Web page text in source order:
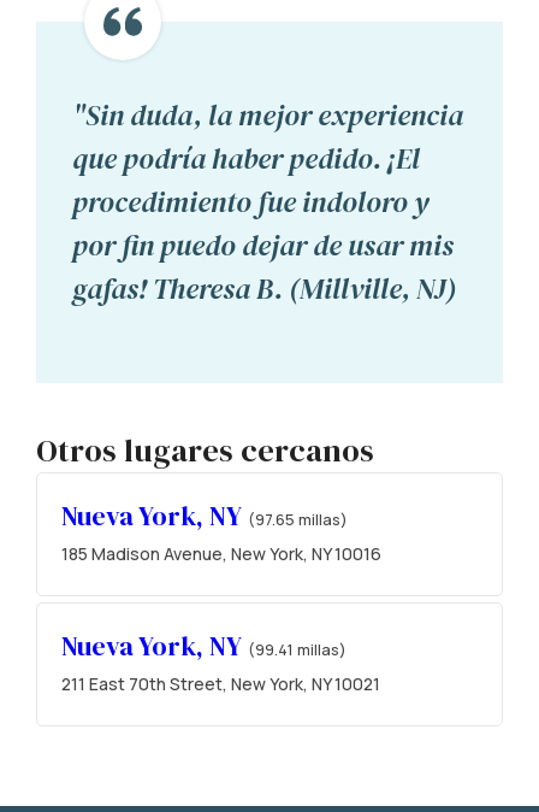
"Sin duda, la mejor experiencia
que podría haber pedido. ¡El
procedimiento fue indoloro y
por fin puedo dejar de usar mis
gafas! Theresa B. (Millville, NJ)
Otros lugares cercanos
Nueva York, NY (97.65 millas)
185 Madison Avenue, New York, NY 10016
Nueva York, NY (99.41 millas)
211 East 70th Street, New York, NY 10021